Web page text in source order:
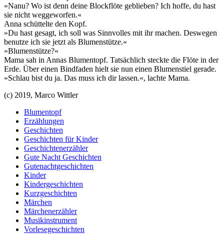
»Nanu? Wo ist denn deine Blockflöte geblieben? Ich hoffe, du hast
sie nicht weggeworfen.«
Anna schüttelte den Kopf.
»Du hast gesagt, ich soll was Sinnvolles mit ihr machen. Deswegen
benutze ich sie jetzt als Blumenstütze.«
»Blumenstütze?«
Mama sah in Annas Blumentopf. Tatsächlich steckte die Flöte in der
Erde. Über einen Bindfaden hielt sie nun einen Blumenstiel gerade.
»Schlau bist du ja. Das muss ich dir lassen.«, lachte Mama.
(c) 2019, Marco Wittler
Blumentopf
Erzählungen
Geschichten
Geschichten für Kinder
Geschichtenerzähler
Gute Nacht Geschichten
Gutenachtgeschichten
Kinder
Kindergeschichten
Kurzgeschichten
Märchen
Märchenerzähler
Musikinstrument
Vorlesegeschichten